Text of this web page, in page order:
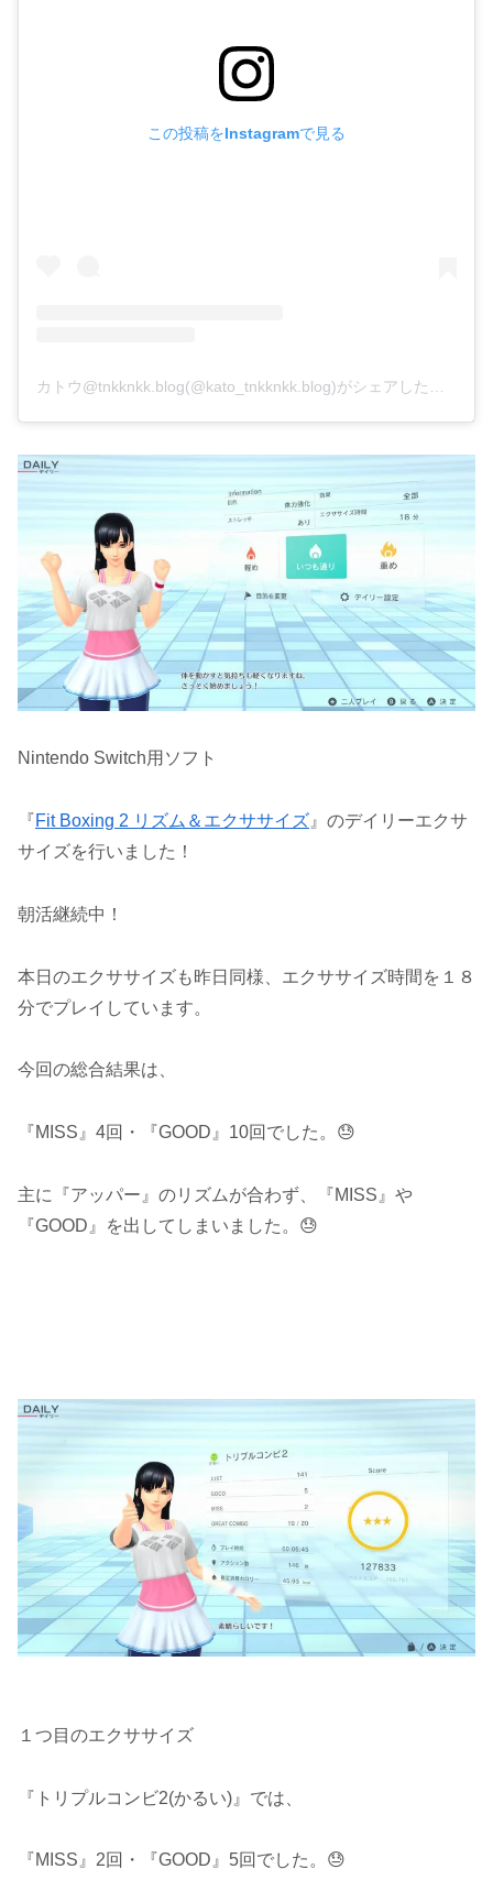
この投稿をInstagramで見る
Nintendo Switch用ソフト
『Fit Boxing 2 リズム＆エクササイズ 』のデイリーエクサ
サイズを行いました！
朝活継続中！
本日のエクササイズも昨日同様、エクササイズ時間を１８
分でプレイしています。
今回の総合結果は、
『MISS』4回・『GOOD』10回でした。😓
主に『アッパー』のリズムが合わず、『MISS』や
『GOOD』を出してしまいました。😓
１つ目のエクササイズ
『トリプルコンビ2(かるい)』では、
『MISS』2回・『GOOD』5回でした。😓